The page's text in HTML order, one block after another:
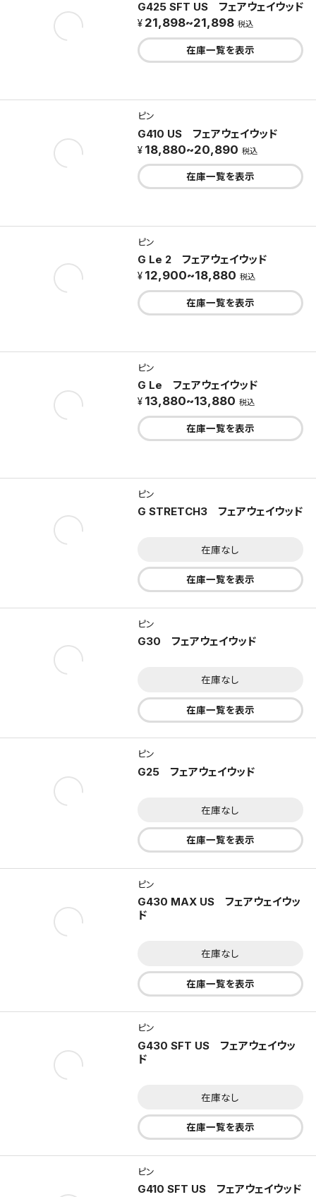
G425 SFT US フェアウェイウッド
21,898~21,898 税込
在庫一覧を表示
ピン
G410 US フェアウェイウッド
18,880~20,890 税込
在庫一覧を表示
ピン
G Le 2 フェアウェイウッド
12,900~18,880 税込
在庫一覧を表示
ピン
G Le フェアウェイウッド
13,880~13,880 税込
在庫一覧を表示
ピン
G STRETCH3 フェアウェイウッド
在庫なし
在庫一覧を表示
ピン
G30 フェアウェイウッド
在庫なし
在庫一覧を表示
ピン
G25 フェアウェイウッド
在庫なし
在庫一覧を表示
ピン
G430 MAX US フェアウェイウッ
ド
在庫なし
在庫一覧を表示
ピン
G430 SFT US フェアウェイウッ
ド
在庫なし
在庫一覧を表示
ピン
G410 SFT US フェアウェイウッド